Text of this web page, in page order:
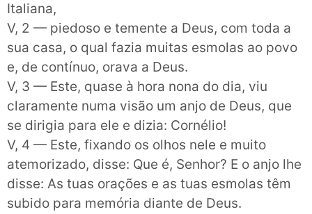
Italiana,
V, 2 — piedoso e temente a Deus, com toda a
sua casa, o qual fazia muitas esmolas ao povo
e, de contínuo, orava a Deus.
V, 3 — Este, quase à hora nona do dia, viu
claramente numa visão um anjo de Deus, que
se dirigia para ele e dizia: Cornélio!
V, 4 — Este, fixando os olhos nele e muito
atemorizado, disse: Que é, Senhor? E o anjo lhe
disse: As tuas orações e as tuas esmolas têm
subido para memória diante de Deus.